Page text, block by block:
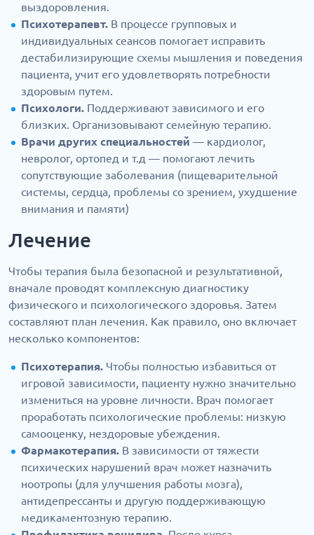
выздоровления.
Психотерапевт. В процессе групповых и
индивидуальных сеансов помогает исправить
дестабилизирующие схемы мышления и поведения
пациента, учит его удовлетворять потребности
здоровым путем.
Психологи. Поддерживают зависимого и его
близких. Организовывают семейную терапию.
Врачи других специальностей — кардиолог,
невролог, ортопед и т.д — помогают лечить
сопутствующие заболевания (пищеварительной
системы, сердца, проблемы со зрением, ухудшение
внимания и памяти)
Лечение
Чтобы терапия была безопасной и результативной,
вначале проводят комплексную диагностику
физического и психологического здоровья. Затем
составляют план лечения. Как правило, оно включает
несколько компонентов:
Психотерапия. Чтобы полностью избавиться от
игровой зависимости, пациенту нужно значительно
измениться на уровне личности. Врач помогает
проработать психологические проблемы: низкую
самооценку, нездоровые убеждения.
Фармакотерапия. В зависимости от тяжести
психических нарушений врач может назначить
ноотропы (для улучшения работы мозга),
антидепрессанты и другую поддерживающую
медикаментозную терапию.